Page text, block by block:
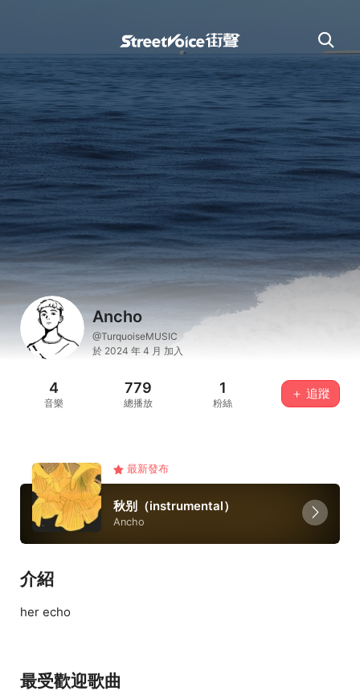
Ancho
@TurquoiseMUSIC
於 2024 年 4 月 加入
4
音樂
779
總播放
1
粉絲
＋ 追蹤
最新發布
秋别（instrumental）
Ancho
介紹
her echo
最受歡迎歌曲